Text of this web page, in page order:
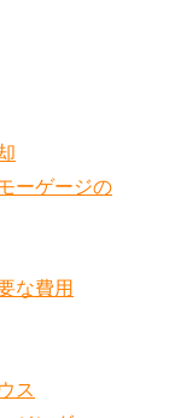
ーゲージの
な費用
ス